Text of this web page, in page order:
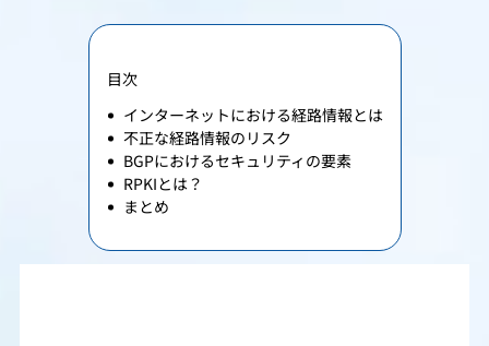
目次
インターネットにおける経路情報とは
不正な経路情報のリスク
BGPにおけるセキュリティの要素
RPKIとは？
まとめ